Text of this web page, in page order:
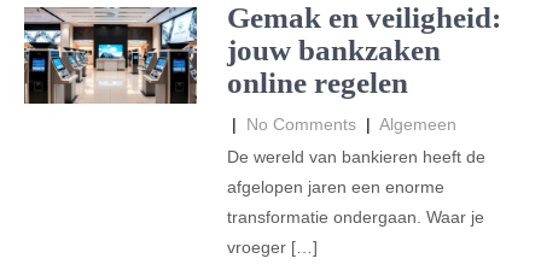
Gemak en veiligheid:
jouw bankzaken
online regelen
| No Comments | Algemeen
De wereld van bankieren heeft de
afgelopen jaren een enorme
transformatie ondergaan. Waar je
vroeger […]